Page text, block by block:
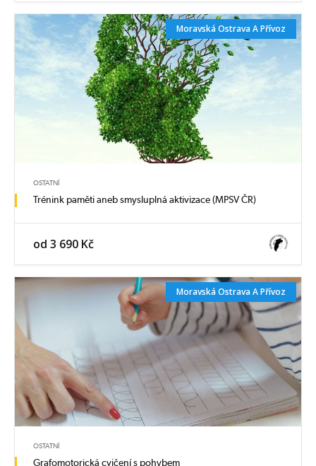
Moravská Ostrava A Přívoz
OSTATNÍ
Trénink paměti aneb smysluplná aktivizace (MPSV ČR)
od 3 690 Kč
Moravská Ostrava A Přívoz
OSTATNÍ
Grafomotorická cvičení s pohybem